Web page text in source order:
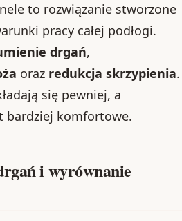
to rozwiązanie stworzone
pracy całej podłogi.
drgań,
oraz redukcja skrzypienia.
się pewniej, a
bardziej komfortowe.
i wyrównanie